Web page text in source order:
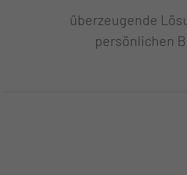
überzeugende
persönlichen